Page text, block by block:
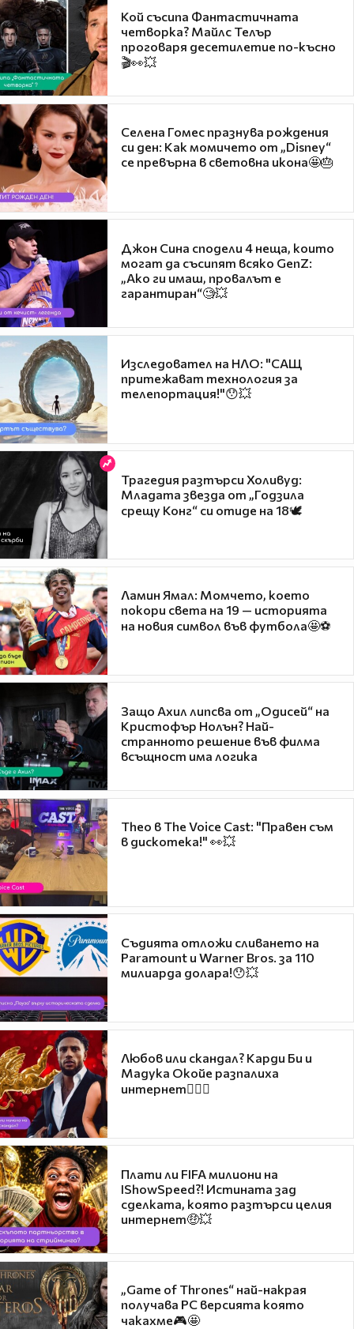
Кой съсипа Фантастичната
четворка? Майлс Телър
проговаря десетилетие по-късно
🎬👀💥
Селена Гомес празнува рождения
си ден: Как момичето от „Disney“
се превърна в световна икона🤩🎂
Джон Сина сподели 4 неща, които
могат да съсипят всяко GenZ:
„Ако ги имаш, провалът е
гарантиран“🧐💥
Изследовател на НЛО: "САЩ
притежават технология за
телепортация!"😯💥
Трагедия разтърси Холивуд:
Младата звезда от „Годзила
срещу Конг“ си отиде на 18🕊️
Ламин Ямал: Момчето, което
покори света на 19 — историята
на новия символ във футбола🤩⚽
Защо Ахил липсва от „Одисей“ на
Кристофър Нолън? Най-
странното решение във филма
всъщност има логика
Theo в The Voice Cast: "Правен съм
в дискотека!" 👀💥
Съдията отложи сливането на
Paramount и Warner Bros. за 110
милиарда долара!😯💥
Любов или скандал? Карди Би и
Мадука Окойе разпалиха
интернет❤️‍🔥🔥
Плати ли FIFA милиони на
IShowSpeed?! Истината зад
сделката, която разтърси целия
интернет🤑💥
„Game of Thrones“ най-накрая
получава PC версията която
чакахме🎮🤩